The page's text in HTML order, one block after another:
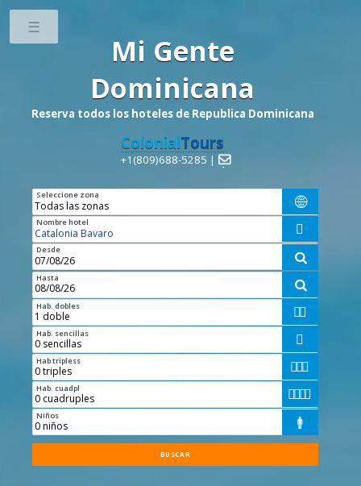
Mi Gente
Dominicana
Reserva todos los hoteles de Republica Dominicana
ColonialTours
+1(809)688-5285 | 
Seleccione zona

Nombre hotel

Desde

Hasta

Hab. dobles 
Hab. sencillas 
Hab tripless 
Hab. cuadpl 
Niños 